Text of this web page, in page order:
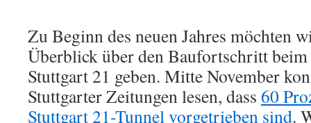
Zu Beginn des neuen Jahres möchten
Überblick über den Baufortschritt
Stuttgart 21 geben. Mitte November
Stuttgarter Zeitungen lesen, dass 60
Stuttgart 21-Tunnel vorgetrieben sind.